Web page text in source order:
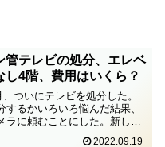
管テレビの処分、エレベ
し4階、費用はいくら？
ついにテレビを処分した。
するかいろいろ悩んだ結果、
ラに頼むことにした。新しい
2022.09.19